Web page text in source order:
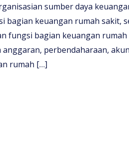
sumber daya
bagian keuangan rumah sakit,
fungsi bagian keuangan
perbendaharaan,
rumah […]